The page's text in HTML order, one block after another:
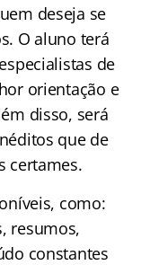
deseja se
O aluno terá
de
orientação e
disso, será
que de
certames.
como:
resumos,
constantes